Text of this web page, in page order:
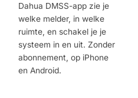
Dahua DMSS-app zie je
welke melder, in welke
ruimte, en schakel je je
systeem in en uit. Zonder
abonnement, op iPhone
en Android.